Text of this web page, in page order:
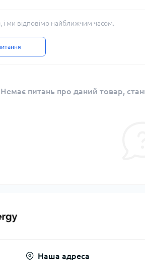
і ми відповімо найближчим часом.
Немає питань про даний товар,
Наша адреса